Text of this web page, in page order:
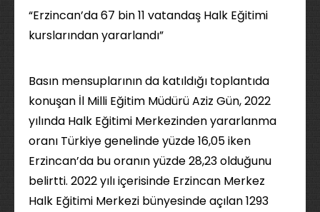
“Erzincan’da 67 bin 11 vatandaş Halk Eğitimi
kurslarından yararlandı”
Basın mensuplarının da katıldığı toplantıda
konuşan İl Milli Eğitim Müdürü Aziz Gün, 2022
yılında Halk Eğitimi Merkezinden yararlanma
oranı Türkiye genelinde yüzde 16,05 iken
Erzincan’da bu oranın yüzde 28,23 olduğunu
belirtti. 2022 yılı içerisinde Erzincan Merkez
Halk Eğitimi Merkezi bünyesinde açılan 1293